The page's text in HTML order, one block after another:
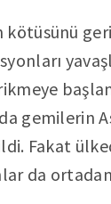
kötüsünü
gemilerin
Fakat
da